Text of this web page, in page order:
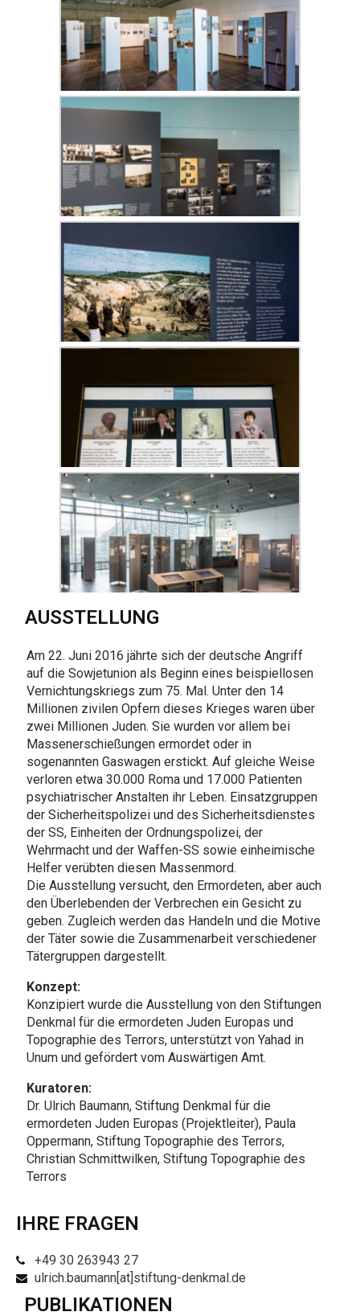
AUSSTELLUNG
Am 22. Juni 2016 jährte sich der deutsche Angriff
auf die Sowjetunion als Beginn eines beispiellosen
Vernichtungskriegs zum 75. Mal. Unter den 14
Millionen zivilen Opfern dieses Krieges waren über
zwei Millionen Juden. Sie wurden vor allem bei
Massenerschießungen ermordet oder in
sogenannten Gaswagen erstickt. Auf gleiche Weise
verloren etwa 30.000 Roma und 17.000 Patienten
psychiatrischer Anstalten ihr Leben. Einsatzgruppen
der Sicherheitspolizei und des Sicherheitsdienstes
der SS, Einheiten der Ordnungspolizei, der
Wehrmacht und der Waffen-SS sowie einheimische
Helfer verübten diesen Massenmord.
Die Ausstellung versucht, den Ermordeten, aber auch
den Überlebenden der Verbrechen ein Gesicht zu
geben. Zugleich werden das Handeln und die Motive
der Täter sowie die Zusammenarbeit verschiedener
Tätergruppen dargestellt.
Konzept:
Konzipiert wurde die Ausstellung von den Stiftungen
Denkmal für die ermordeten Juden Europas und
Topographie des Terrors, unterstützt von Yahad in
Unum und gefördert vom Auswärtigen Amt.
Kuratoren:
Dr. Ulrich Baumann, Stiftung Denkmal für die
ermordeten Juden Europas (Projektleiter), Paula
Oppermann, Stiftung Topographie des Terrors,
Christian Schmittwilken, Stiftung Topographie des
Terrors
IHRE FRAGEN
+49 30 263943 27
ulrich.baumann[at]stiftung-denkmal.de
PUBLIKATIONEN